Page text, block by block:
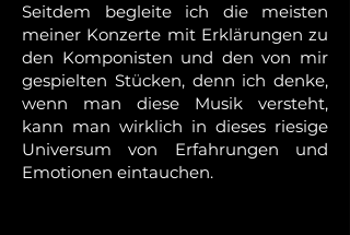
Seitdem begleite ich die meisten
meiner Konzerte mit Erklärungen zu
den Komponisten und den von mir
gespielten Stücken, denn ich denke,
wenn man diese Musik versteht,
kann man wirklich in dieses riesige
Universum von Erfahrungen und
Emotionen eintauchen.